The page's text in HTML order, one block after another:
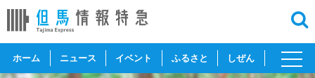
ホーム ニュース イベント ふるさと しぜん
toggle